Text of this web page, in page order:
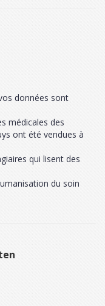
données sont
médicales des
ont été vendues à
qui lisent des
du soin